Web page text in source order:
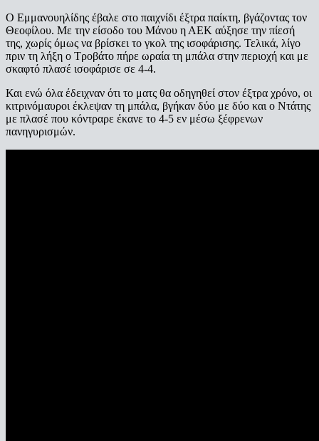
Ο Εμμανουηλίδης έβαλε στο παιχνίδι έξτρα παίκτη, βγάζοντας τον
Θεοφίλου. Με την είσοδο του Μάνου η ΑΕΚ αύξησε την πίεσή
της, χωρίς όμως να βρίσκει το γκολ της ισοφάρισης. Τελικά, λίγο
πριν τη λήξη ο Τροβάτο πήρε ωραία τη μπάλα στην περιοχή και με
σκαφτό πλασέ ισοφάρισε σε 4-4.
Και ενώ όλα έδειχναν ότι το ματς θα οδηγηθεί στον έξτρα χρόνο, οι
κιτρινόμαυροι έκλεψαν τη μπάλα, βγήκαν δύο με δύο και ο Ντάτης
με πλασέ που κόντραρε έκανε το 4-5 εν μέσω ξέφρενων
πανηγυρισμών.